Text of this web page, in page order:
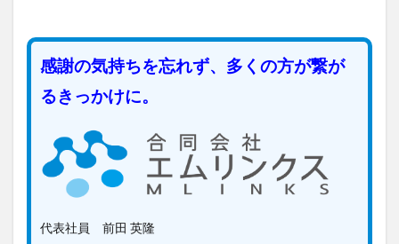
感謝の気持ちを忘れず、多くの方が繋が
るきっかけに。
代表社員 前田 英隆